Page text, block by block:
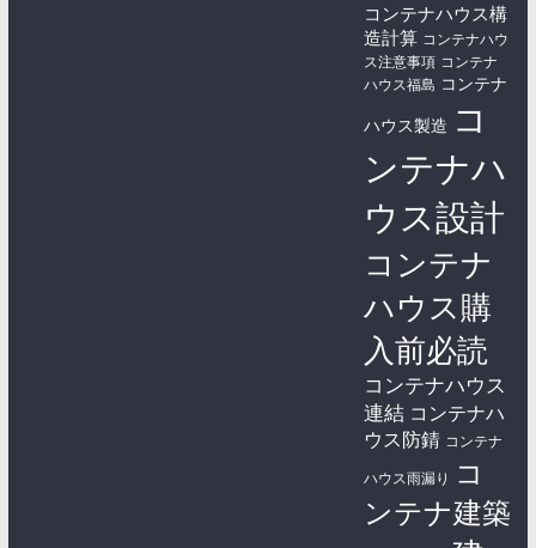
コンテナハウス構
造計算 コンテナハウ
ス注意事項 コンテナ
ハウス福島 コンテナ
ハウス製造 コ
ンテナハ
ウス設計
コンテナ
ハウス購
入前必読
コンテナハウス
連結 コンテナハ
ウス防錆 コンテナ
ハウス雨漏り コ
ンテナ建築